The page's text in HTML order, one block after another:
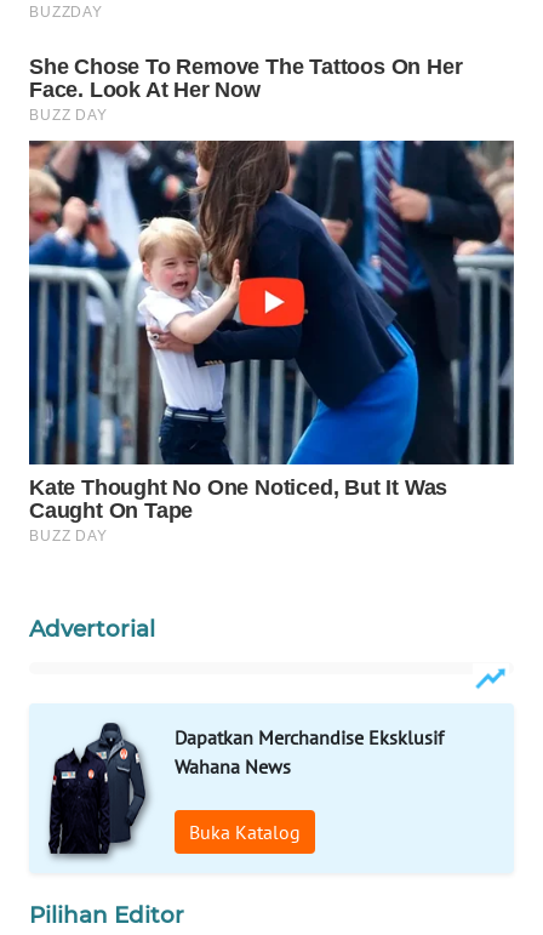
Advertorial
Dapatkan Merchandise Eksklusif
Wahana News
Buka Katalog
Pilihan Editor
WN
TIMUR
SEMARANG
WN
SOLO
WN
BOROBUDUR
WN
MADURA
WN
SURABAYA
WN
MANDALIKA
WN
LIKUPANG